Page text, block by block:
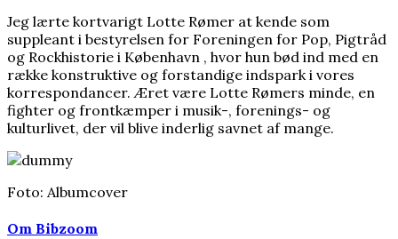
Jeg lærte kortvarigt Lotte Rømer at kende som
suppleant i bestyrelsen for Foreningen for Pop, Pigtråd
og Rockhistorie i København , hvor hun bød ind med en
række konstruktive og forstandige indspark i vores
korrespondancer. Æret være Lotte Rømers minde, en
fighter og frontkæmper i musik-, forenings- og
kulturlivet, der vil blive inderlig savnet af mange.
Foto: Albumcover
Om Bibzoom